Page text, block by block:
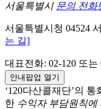
서울특별시 문의 전화
서울특별시청 04524
는 길]
대표전화: 02-120 또는
안내팝업 열기
‘120다산콜재단’의
한 수익자 부담원칙에